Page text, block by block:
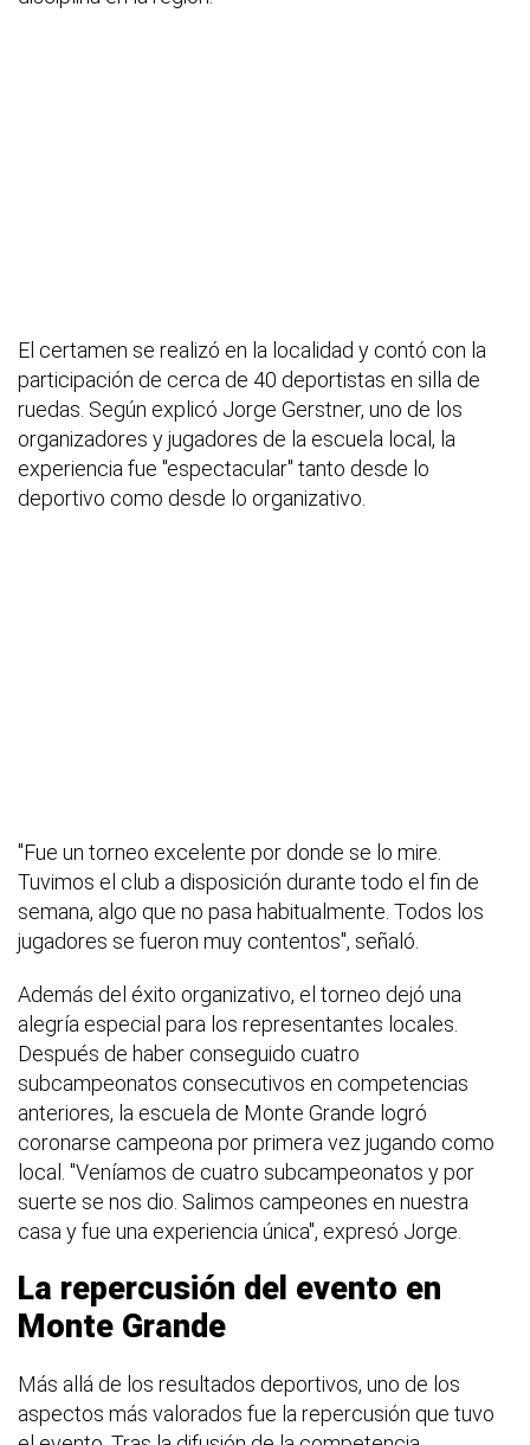
El certamen se realizó en la localidad y contó con la
participación de cerca de 40 deportistas en silla de
ruedas. Según explicó Jorge Gerstner, uno de los
organizadores y jugadores de la escuela local, la
experiencia fue "espectacular" tanto desde lo
deportivo como desde lo organizativo.
"Fue un torneo excelente por donde se lo mire.
Tuvimos el club a disposición durante todo el fin de
semana, algo que no pasa habitualmente. Todos los
jugadores se fueron muy contentos", señaló.
Además del éxito organizativo, el torneo dejó una
alegría especial para los representantes locales.
Después de haber conseguido cuatro
subcampeonatos consecutivos en competencias
anteriores, la escuela de Monte Grande logró
coronarse campeona por primera vez jugando como
local. "Veníamos de cuatro subcampeonatos y por
suerte se nos dio. Salimos campeones en nuestra
casa y fue una experiencia única", expresó Jorge.
La repercusión del evento en
Monte Grande
Más allá de los resultados deportivos, uno de los
aspectos más valorados fue la repercusión que tuvo